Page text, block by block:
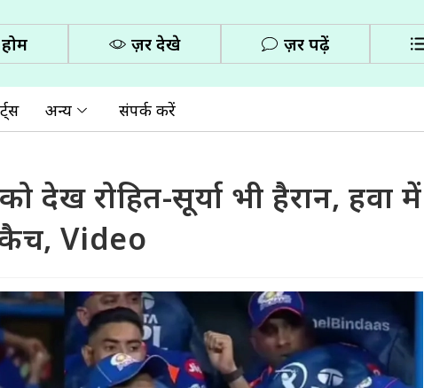
होम ज़रूर देखे ज़रूर पढ़ें
अन्य संपर्क करें
देख रोहित-सूर्या भी हैरान, हवा में
Video